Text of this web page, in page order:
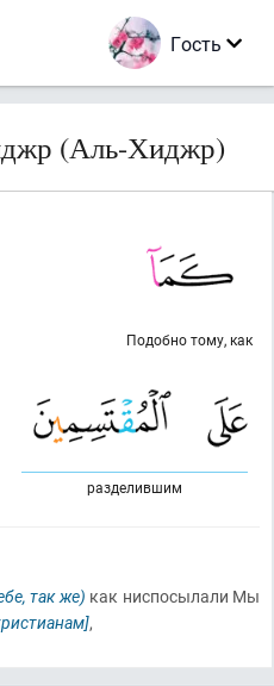
Гость
(Аль-Хиджр)
Подобно тому, как
разделившим
так же) как ниспосылали Мы
,